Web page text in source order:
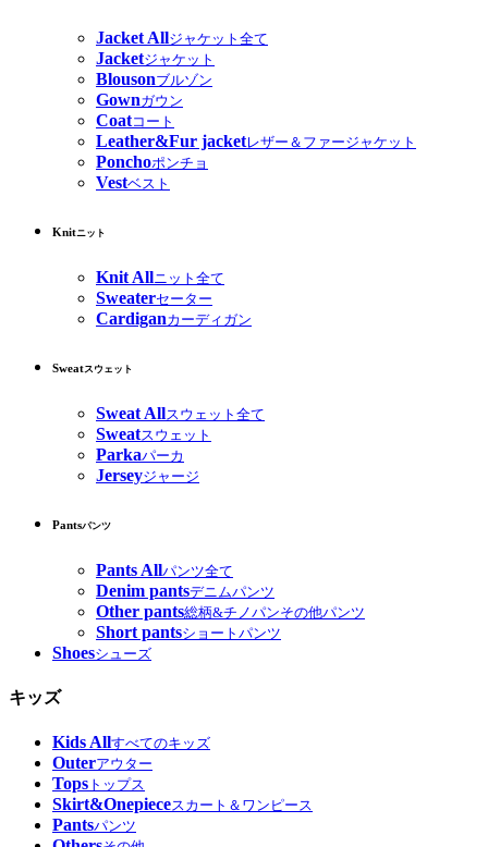
Jacket Allジャケット全て
Jacketジャケット
Blousonブルゾン
Gownガウン
Coatコート
Leather&Fur jacketレザー＆ファージャケット
Ponchoポンチョ
Vestベスト
Knitニット
Knit Allニット全て
Sweaterセーター
Cardiganカーディガン
Sweatスウェット
Sweat Allスウェット全て
Sweatスウェット
Parkaパーカ
Jerseyジャージ
Pantsパンツ
Pants Allパンツ全て
Denim pantsデニムパンツ
Other pants総柄&チノパンその他パンツ
Short pantsショートパンツ
Shoesシューズ
キッズ
Kids Allすべてのキッズ
Outerアウター
Tops トップス
Skirt&Onepieceスカート＆ワンピース
Pantsパンツ